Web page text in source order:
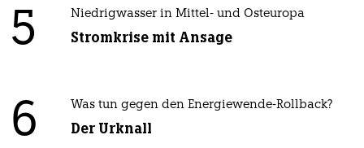
5 Niedrigwasser in Mittel- und Osteuropa
Stromkrise mit Ansage
6 Was tun gegen den Energiewende-Rollback?
Der Urknall